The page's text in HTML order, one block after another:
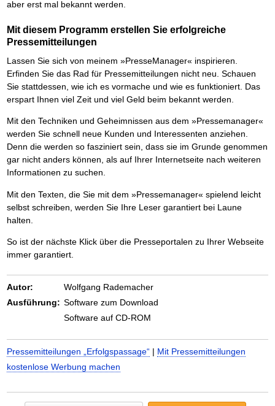
aber erst mal bekannt werden.
Mit diesem Programm erstellen Sie erfolgreiche
Pressemitteilungen
Lassen Sie sich von meinem »PresseManager« inspirieren.
Erfinden Sie das Rad für Pressemitteilungen nicht neu. Schauen
Sie stattdessen, wie ich es vormache und wie es funktioniert. Das
erspart Ihnen viel Zeit und viel Geld beim bekannt werden.
Mit den Techniken und Geheimnissen aus dem »Pressemanager«
werden Sie schnell neue Kunden und Interessenten anziehen.
Denn die werden so fasziniert sein, dass sie im Grunde genommen
gar nicht anders können, als auf Ihrer Internetseite nach weiteren
Informationen zu suchen.
Mit den Texten, die Sie mit dem »Pressemanager« spielend leicht
selbst schreiben, werden Sie Ihre Leser garantiert bei Laune
halten.
So ist der nächste Klick über die Presseportalen zu Ihrer Webseite
immer garantiert.
Autor:
Wolfgang Rademacher
Ausführung: Software zum Download
Software auf CD-ROM
Pressemitteilungen „Erfolgspassage“| Mit Pressemitteilungen
kostenlose Werbung machen